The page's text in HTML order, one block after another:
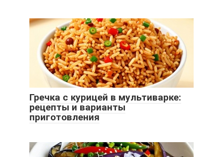
Гречка с курицей в мультиварке:
рецепты и варианты
приготовления